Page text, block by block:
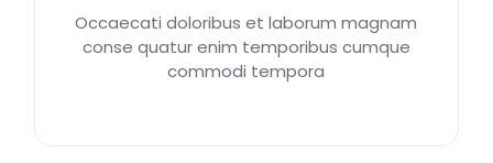
Occaecati doloribus et laborum magnam
conse quatur enim temporibus cumque
commodi tempora